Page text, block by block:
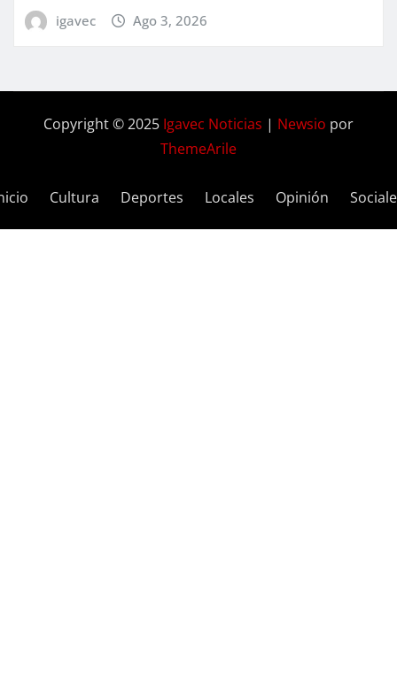
igavec Ago 3, 2026
Copyright © 2025 Igavec Noticias | Newsio por
ThemeArile
Cultura Deportes Locales Opinión